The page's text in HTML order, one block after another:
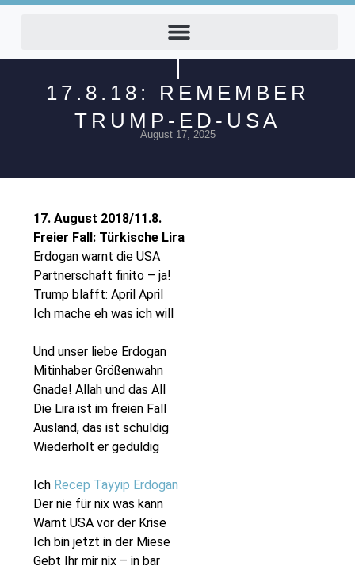
17.8.18: REMEMBER
TRUMP-ED-USA
August 17, 2025
17. August 2018/11.8.
Freier Fall: Türkische Lira
Erdogan warnt die USA
Partnerschaft finito – ja!
Trump blafft: April April
Ich mache eh was ich will
Und unser liebe Erdogan
Mitinhaber Größenwahn
Gnade! Allah und das All
Die Lira ist im freien Fall
Ausland, das ist schuldig
Wiederholt er geduldig
Ich Recep Tayyip Erdogan
Der nie für nix was kann
Warnt USA vor der Krise
Ich bin jetzt in der Miese
Gebt Ihr mir nix – in bar